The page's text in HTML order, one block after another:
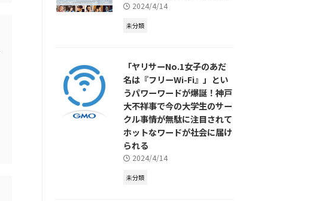
2024/4/14
未分類
「ヤリサーNo.1女子のあだ
名は『フリーWi-Fi』」とい
うパワーワードが爆誕！神戸
大不祥事で今の大学生のサー
クル事情が無駄に注目されて
ホットなワードが社会に届け
られる
2024/4/14
未分類